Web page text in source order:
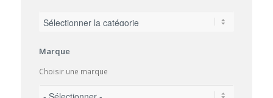
Marque
Choisir une marque